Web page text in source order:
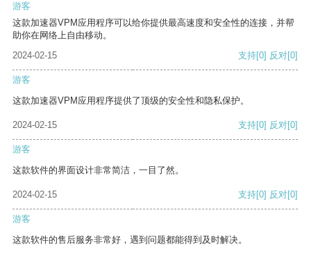
游客
这款加速器VPM应用程序可以给你提供最高速度和安全性的连接，并帮
助你在网络上自由移动。
2024-02-15
支持[0] 反对[0]
游客
这款加速器VPM应用程序提供了顶级的安全性和隐私保护。
2024-02-15 支持[0] 反对[0]
游客
这款软件的界面设计非常简洁，一目了然。
2024-02-15 支持[0] 反对[0]
游客
这款软件的售后服务非常好，遇到问题都能得到及时解决。